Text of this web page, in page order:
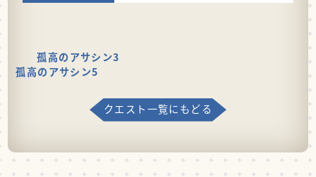
孤高のアサシン3
孤高のアサシン5
クエスト一覧にもどる